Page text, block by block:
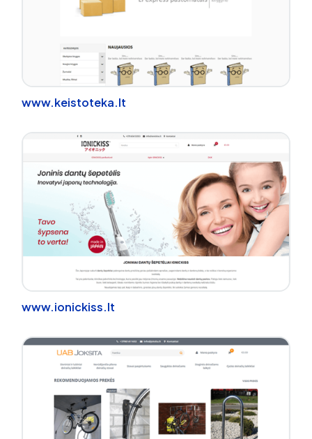
www.keistoteka.lt
www.ionickiss.lt